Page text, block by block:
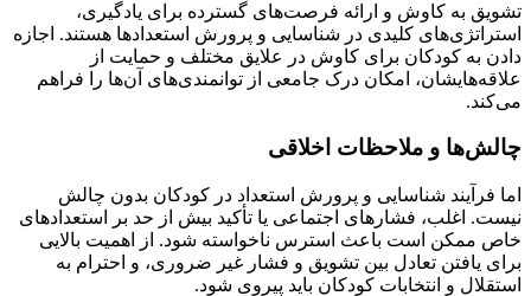
تشویق به کاوش و ارائه فرصت‌های گسترده برای یادگیری،
استراتژی‌های کلیدی در شناسایی و پرورش استعدادها هستند. اجازه
دادن به کودکان برای کاوش در علایق مختلف و حمایت از
علاقه‌هایشان، امکان درک جامعی از توانمندی‌های آن‌ها را فراهم
می‌کند.
چالش‌ها و ملاحظات اخلاقی
اما فرآیند شناسایی و پرورش استعداد در کودکان بدون چالش
نیست. اغلب، فشارهای اجتماعی یا تأکید بیش از حد بر استعدادهای
خاص ممکن است باعث استرس ناخواسته شود. از اهمیت بالایی
برای یافتن تعادل بین تشویق و فشار غیر ضروری، و احترام به
استقلال و انتخابات کودکان باید پیروی شود.